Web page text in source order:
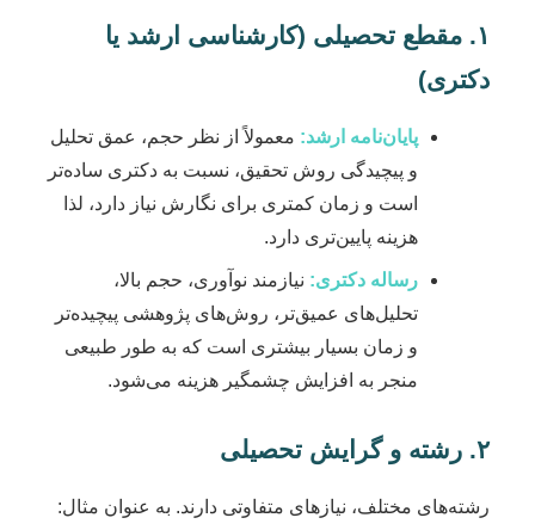
۱. مقطع تحصیلی (کارشناسی ارشد یا
دکتری)
پایان‌نامه ارشد: معمولاً از نظر حجم، عمق تحلیل
و پیچیدگی روش تحقیق، نسبت به دکتری ساده‌تر
است و زمان کمتری برای نگارش نیاز دارد، لذا
هزینه پایین‌تری دارد.
رساله دکتری: نیازمند نوآوری، حجم بالا،
تحلیل‌های عمیق‌تر، روش‌های پژوهشی پیچیده‌تر
و زمان بسیار بیشتری است که به طور طبیعی
منجر به افزایش چشمگیر هزینه می‌شود.
۲. رشته و گرایش تحصیلی
رشته‌های مختلف، نیازهای متفاوتی دارند. به عنوان مثال: